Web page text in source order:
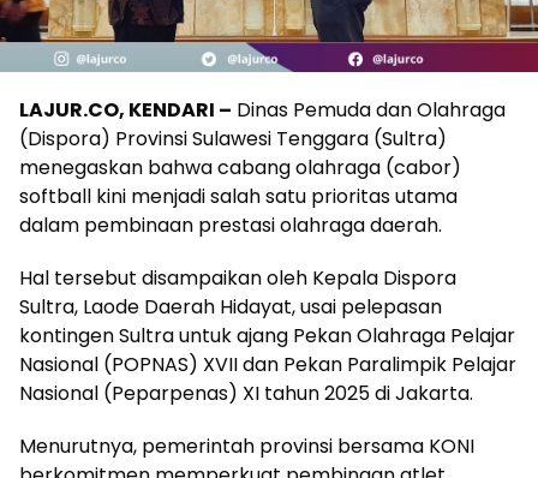
LAJUR.CO, KENDARI – Dinas Pemuda dan Olahraga
(Dispora) Provinsi Sulawesi Tenggara (Sultra)
menegaskan bahwa cabang olahraga (cabor)
softball kini menjadi salah satu prioritas utama
dalam pembinaan prestasi olahraga daerah.
Hal tersebut disampaikan oleh Kepala Dispora
Sultra, Laode Daerah Hidayat, usai pelepasan
kontingen Sultra untuk ajang Pekan Olahraga Pelajar
Nasional (POPNAS) XVII dan Pekan Paralimpik Pelajar
Nasional (Peparpenas) XI tahun 2025 di Jakarta.
Menurutnya, pemerintah provinsi bersama KONI